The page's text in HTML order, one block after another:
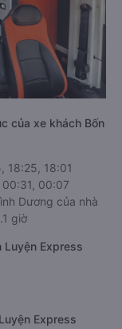
của xe khách Bốn
18:25, 18:01
00:31, 00:07
Dương của nhà
giờ
Luyện Express
Express